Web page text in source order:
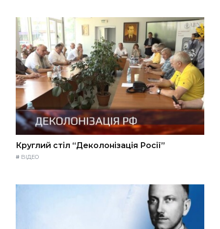
Круглий стіл “Деколонізація Росії”
# ВІДЕО